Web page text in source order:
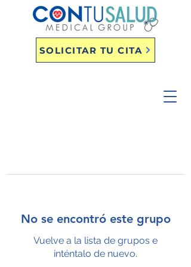
SOLICITAR TU CITA
No se encontró este grupo
Vuelve a la lista de grupos e
inténtalo de nuevo.